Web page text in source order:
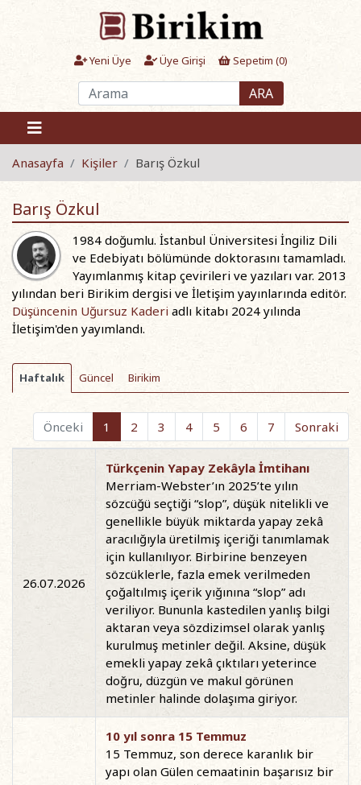
Yeni Üye Üye Girişi Sepetim (0)
ARA
Anasayfa Kişiler Barış Özkul
Barış Özkul
1984 doğumlu. İstanbul Üniversitesi İngiliz Dili
ve Edebiyatı bölümünde doktorasını tamamladı.
Yayımlanmış kitap çevirileri ve yazıları var. 2013
yılından beri Birikim dergisi ve İletişim yayınlarında editör.
Düşüncenin Uğursuz Kaderi adlı kitabı 2024 yılında
İletişim'den yayımlandı.
Haftalık Güncel Birikim
Önceki 1 2 3 4 5 6 7 Sonraki
26.07.2026
Türkçenin Yapay Zekâyla İmtihanı
Merriam-Webster’ın 2025’te yılın
sözcüğü seçtiği “slop”, düşük nitelikli ve
genellikle büyük miktarda yapay zekâ
aracılığıyla üretilmiş içeriği tanımlamak
için kullanılıyor. Birbirine benzeyen
sözcüklerle, fazla emek verilmeden
çoğaltılmış içerik yığınına “slop” adı
veriliyor. Bununla kastedilen yanlış bilgi
aktaran veya sözdizimsel olarak yanlış
kurulmuş metinler değil. Aksine, düşük
emekli yapay zekâ çıktıları yeterince
doğru, düzgün ve makul görünen
metinler halinde dolaşıma giriyor.
10 yıl sonra 15 Temmuz
15 Temmuz, son derece karanlık bir
yapı olan Gülen cemaatinin başarısız bir